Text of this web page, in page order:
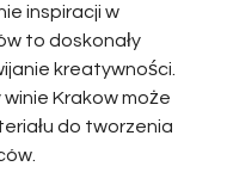
inspiracji w
to doskonały
kreatywności.
Krakow może
do tworzenia